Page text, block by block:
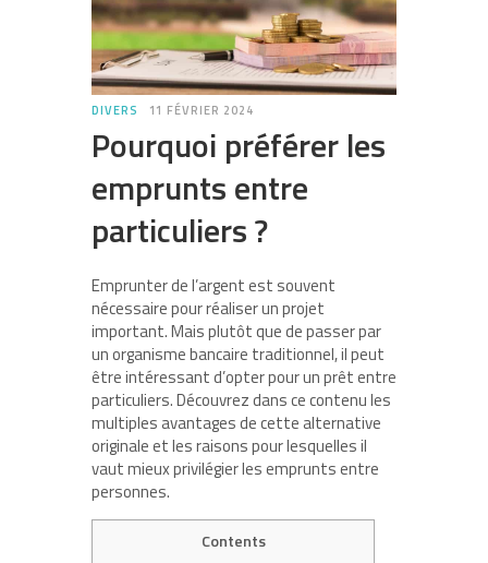
DIVERS 11 FÉVRIER 2024
Pourquoi préférer les
emprunts entre
particuliers ?
Emprunter de l’argent est souvent
nécessaire pour réaliser un projet
important. Mais plutôt que de passer par
un organisme bancaire traditionnel, il peut
être intéressant d’opter pour un prêt entre
particuliers. Découvrez dans ce contenu les
multiples avantages de cette alternative
originale et les raisons pour lesquelles il
vaut mieux privilégier les emprunts entre
personnes.
Contents